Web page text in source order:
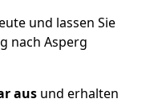
und lassen Sie
nach Asperg
aus und erhalten